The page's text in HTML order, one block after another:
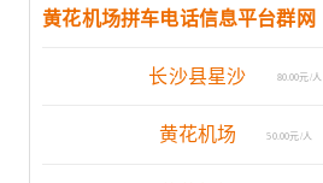
黄花机场拼车电话信息平台群网
长沙县星沙 80.00元/人
黄花机场 50.00元/人